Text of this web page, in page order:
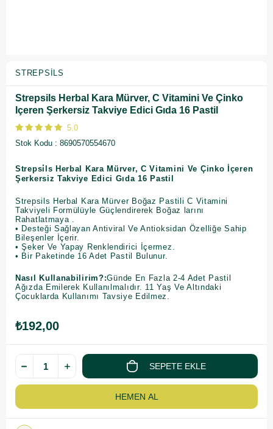
STREPSILS
Strepsils Herbal Kara Mürver, C Vitamini Ve Çinko
Içeren Şerkersiz Takviye Edici Gıda 16 Pastil
5.0
Stok Kodu
8690570554670
Strepsi̇ls Herbal Kara Mürver, C Vitamini Ve Çinko İçeren
Şerkersiz Takviye Edici Gıda 16 Pastil
Strepsils Herbal Kara Mürver Boğaz Pastili C Vitamini
Takviyeli Formülüyle Güçlendirerek Boğaz larını
Rahatlatmaya .
• Desteği Sağlayan Antiviral Ve Antioksidan Özelliğe Sahip
Bileşenler İçerir.
• Şeker Ve Yapay Renklendirici İçermez.
• Bir Paketinde 16 Adet Pastil Bulunur.
Nasıl Kullanabilirim?:Günde En Fazla 2-4 Adet Pastil
Ağızda Emilerek Kullanılmalıdır. 11 Yaş Ve Altındaki
Çocuklarda Kullanımı Tavsiye Edilmez.
₺192,00